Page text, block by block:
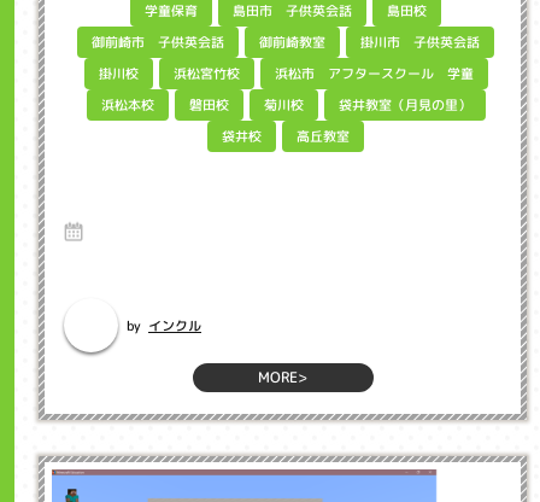
学童保育 島田市 子供英会話 島田校
御前崎市 子供英会話 御前崎教室 掛川市 子供英会話
掛川校 浜松宮竹校 浜松市 アフタースクール 学童
浜松本校 磐田校 菊川校 袋井教室（月見の里）
袋井校 高丘教室
by インクル
MORE>